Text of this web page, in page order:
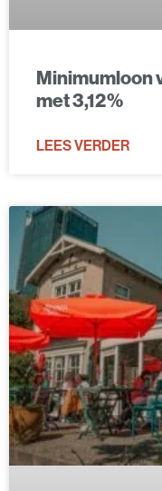
Minimumloon
met 3,12%
LEES VERDER